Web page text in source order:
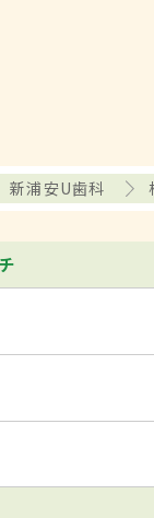
新浦安U歯科